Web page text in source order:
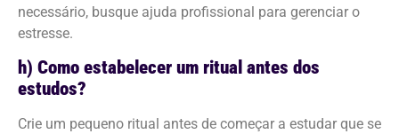
necessário, busque ajuda profissional para gerenciar o
estresse.
h) Como estabelecer um ritual antes dos
estudos?
Crie um pequeno ritual antes de começar a estudar que se